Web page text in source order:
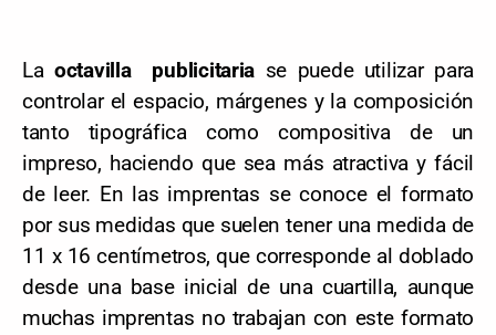
La octavilla publicitaria se puede utilizar para
controlar el espacio, márgenes y la composición
tanto tipográfica como compositiva de un
impreso, haciendo que sea más atractiva y fácil
de leer. En las imprentas se conoce el formato
por sus medidas que suelen tener una medida de
11 x 16 centímetros, que corresponde al doblado
desde una base inicial de una cuartilla, aunque
muchas imprentas no trabajan con este formato